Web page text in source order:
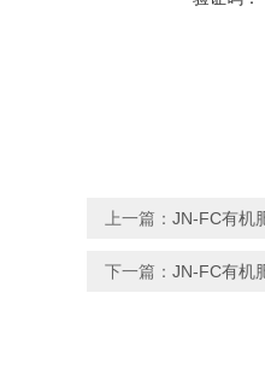
上一篇： JN-FC有机
下一篇： JN-FC有机